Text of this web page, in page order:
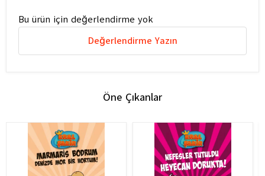
Bu ürün için değerlendirme yok
Değerlendirme Yazın
Öne Çıkanlar